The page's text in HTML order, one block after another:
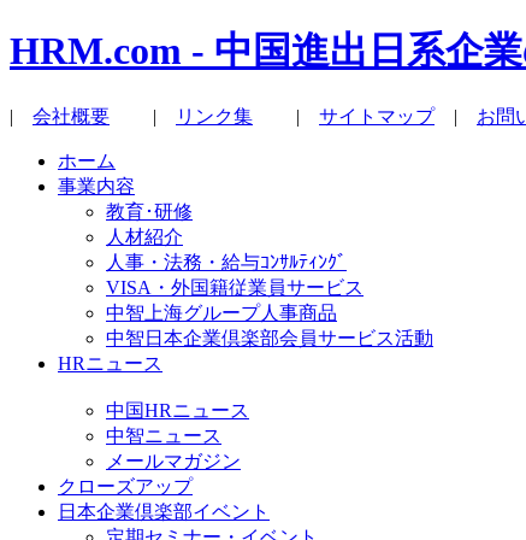
HRM.com - 中国進出日系企
| 会社概要 | リンク集 | サイトマップ| お問
ホーム
事業内容
教育･研修
人材紹介
人事・法務・給与ｺﾝｻﾙﾃｨﾝｸﾞ
VISA・外国籍従業員サービス
中智上海グループ人事商品
中智日本企業倶楽部会員サービス活動
HRニュース
中国HRニュース
中智ニュース
メールマガジン
クローズアップ
日本企業倶楽部イベント